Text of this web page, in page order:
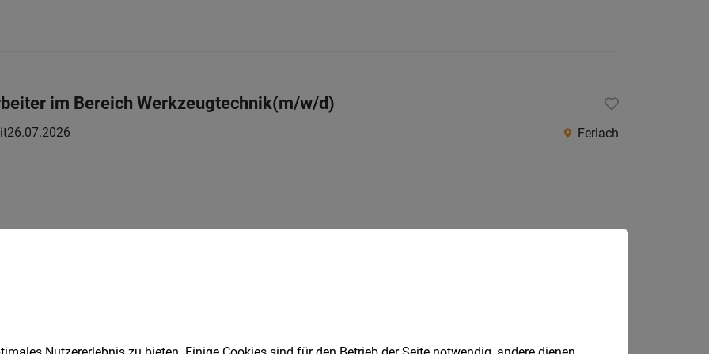
im Bereich Werkzeugtechnik(m/w/d)
26.07.2026 Ferlach